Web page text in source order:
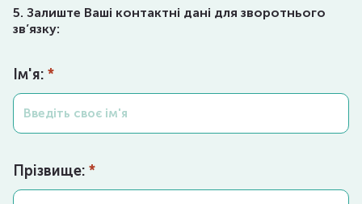
5. Залиште Ваші контактні дані для зворотнього
зв’язку:
Ім'я:*
Прізвище:*